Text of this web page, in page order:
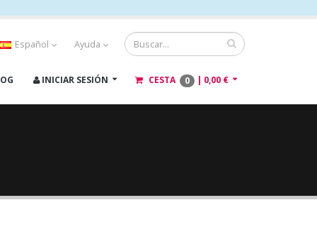
Español Ayuda
INICIAR SESIÓN CESTA 0 | 0,00 €